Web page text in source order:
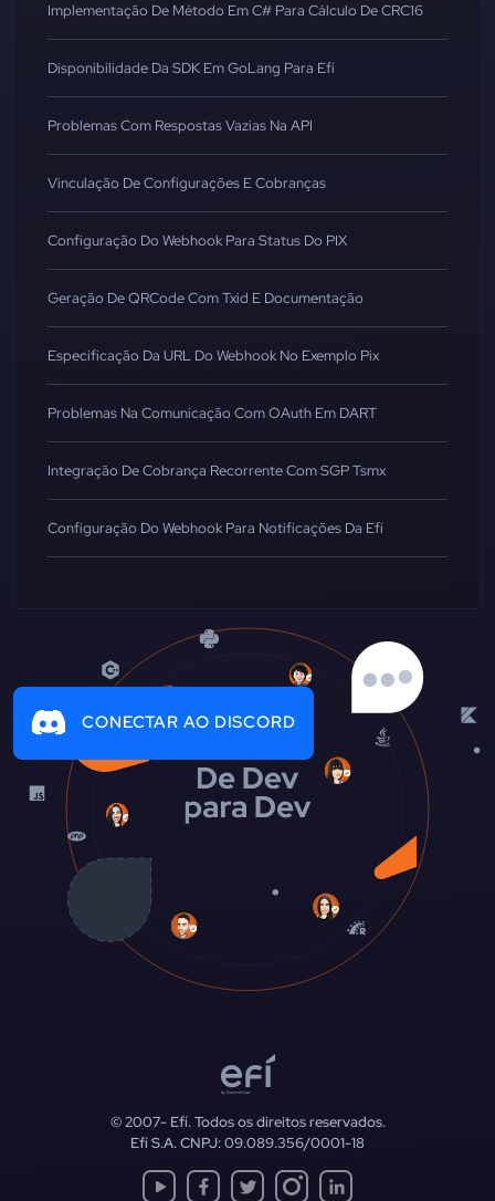
Implementação De Método Em C# Para Cálculo De CRC16
Disponibilidade Da SDK Em GoLang Para Efí
Problemas Com Respostas Vazias Na API
Vinculação De Configurações E Cobranças
Configuração Do Webhook Para Status Do PIX
Geração De QRCode Com Txid E Documentação
Especificação Da URL Do Webhook No Exemplo Pix
Problemas Na Comunicação Com OAuth Em DART
Integração De Cobrança Recorrente Com SGP Tsmx
Configuração Do Webhook Para Notificações Da Efí
CONECTAR AO DISCORD
© 2007-Efí. Todos os direitos reservados.
Efí S.A. CNPJ: 09.089.356/0001-18